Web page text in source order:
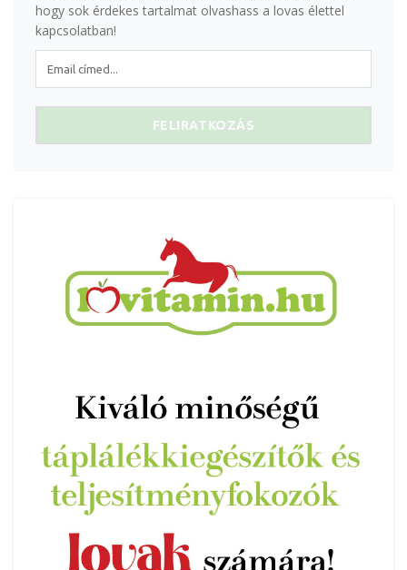
hogy sok érdekes tartalmat olvashass a lovas élettel
kapcsolatban!